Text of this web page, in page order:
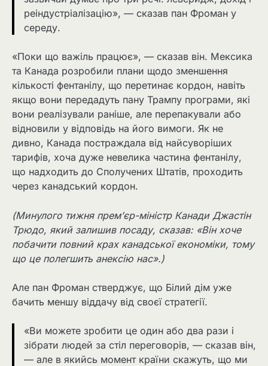
реіндустріалізацію», — сказав пан Фроман у
середу.
«Поки що важіль працює», — сказав він. Мексика
та Канада розробили плани щодо зменшення
кількості фентанілу, що перетинає кордон, навіть
якщо вони передадуть пану Трампу програми, які
вони реалізували раніше, але перепакували або
відновили у відповідь на його вимоги. Як не
дивно, Канада постраждала від найсуворіших
тарифів, хоча дуже невелика частина фентанілу,
що надходить до Сполучених Штатів, проходить
через канадський кордон.
(Минулого тижня прем’єр-міністр Канади Джастін
Трюдо, який залишив посаду, сказав: «Він хоче
побачити повний крах канадської економіки, тому
що це полегшить анексію нас».)
Але пан Фроман стверджує, що Білий дім уже
бачить меншу віддачу від своєї стратегії.
«Ви можете зробити це один або два рази і
зібрати людей за стіл переговорів, — сказав він,
— але в якийсь момент країни скажуть, що ми